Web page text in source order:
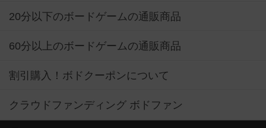
20分以下のボードゲームの通販商品
60分以上のボードゲームの通販商品
割引購入！ボドクーポンについて
クラウドファンディング ボドファン